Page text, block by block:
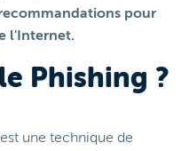
pour
l'Internet.
Phishing ?
une technique de